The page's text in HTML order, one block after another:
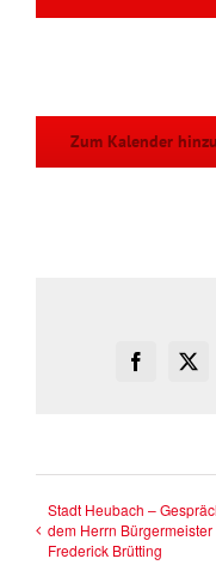
Zum Kalender
Facebook
X
Stadt Heubach –
dem Herrn Bürgermeister
Frederick Brütting